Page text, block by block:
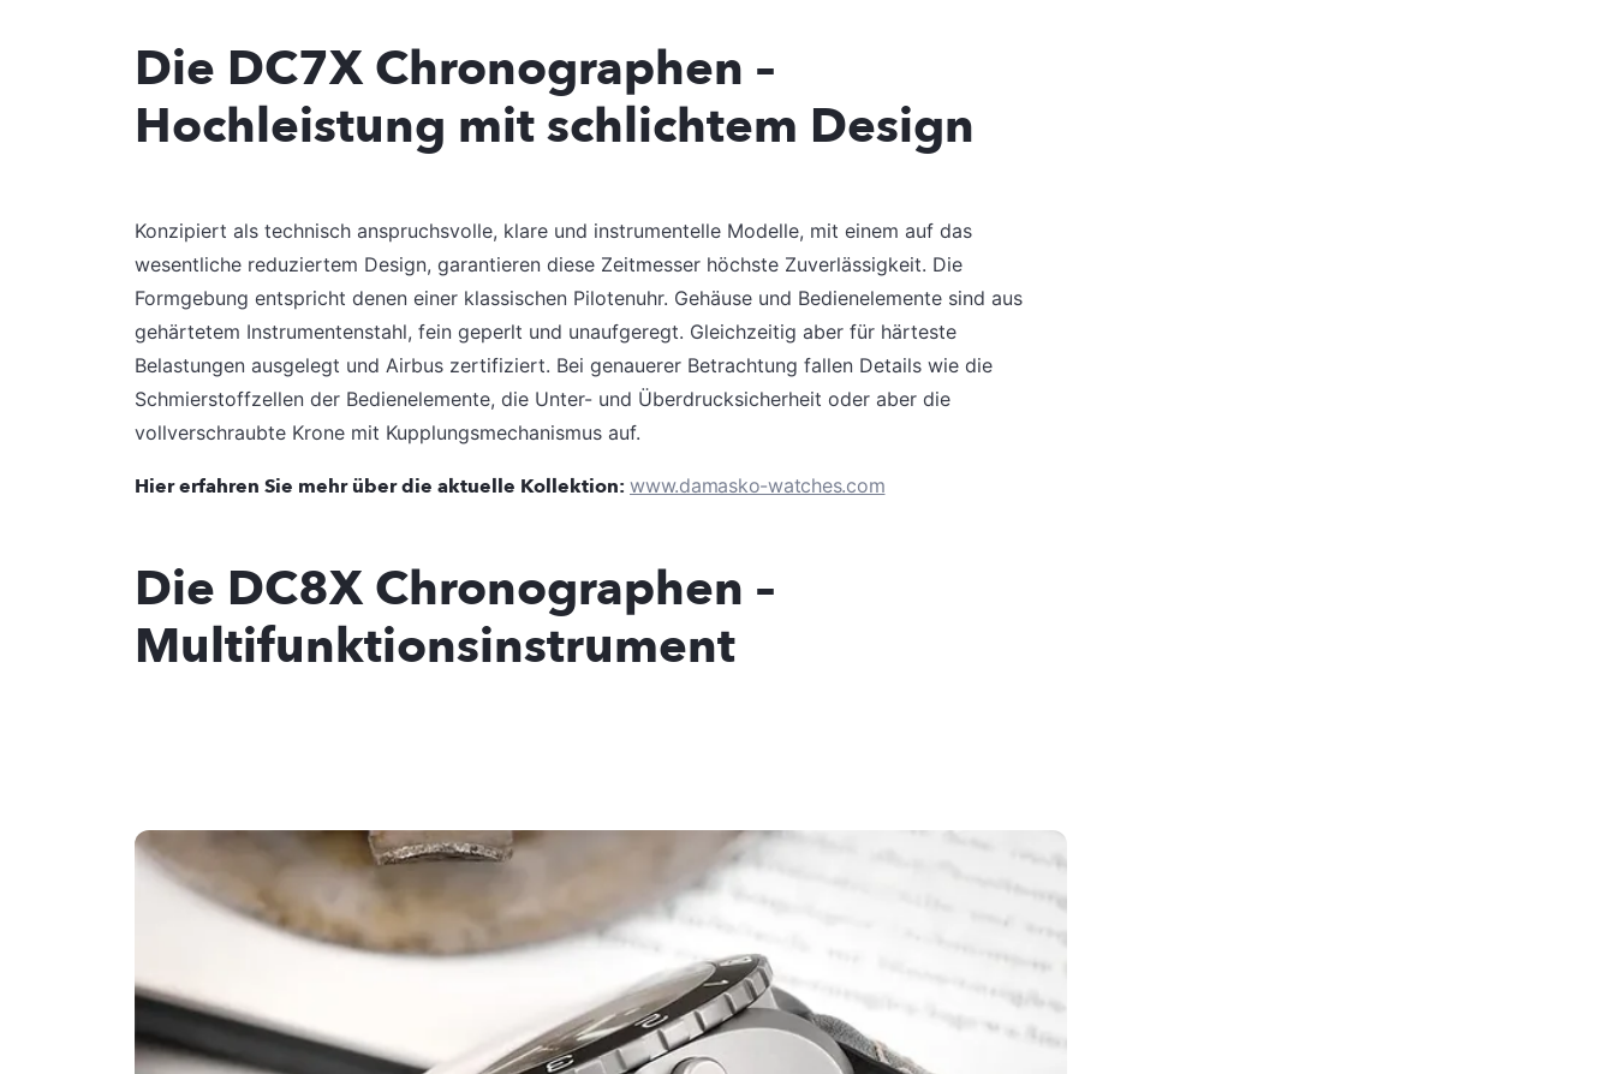
Die DC7X Chronographen –
Hochleistung mit schlichtem Design
Konzipiert als technisch anspruchsvolle, klare und instrumentelle Modelle, mit einem auf das
wesentliche reduziertem Design, garantieren diese Zeitmesser höchste Zuverlässigkeit. Die
Formgebung entspricht denen einer klassischen Pilotenuhr. Gehäuse und Bedienelemente sind aus
gehärtetem Instrumentenstahl, fein geperlt und unaufgeregt. Gleichzeitig aber für härteste
Belastungen ausgelegt und Airbus zertifiziert. Bei genauerer Betrachtung fallen Details wie die
Schmierstoffzellen der Bedienelemente, die Unter- und Überdrucksicherheit oder aber die
vollverschraubte Krone mit Kupplungsmechanismus auf.
Hier erfahren Sie mehr über die aktuelle Kollektion: www.damasko-watches.com
Die DC8X Chronographen –
Multifunktionsinstrument